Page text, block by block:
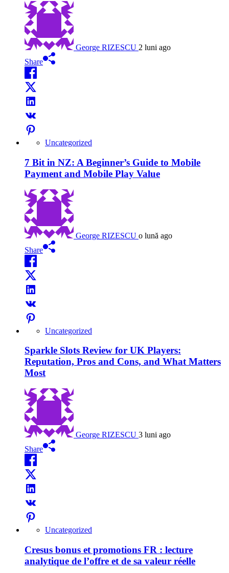
George RIZESCU 2 luni ago
Share
Uncategorized
7 Bit in NZ: A Beginner’s Guide to Mobile
Payment and Mobile Play Value
George RIZESCU o lună ago
Share
Uncategorized
Sparkle Slots Review for UK Players:
Reputation, Pros and Cons, and What Matters
Most
George RIZESCU 3 luni ago
Share
Uncategorized
Cresus bonus et promotions FR : lecture
analytique de l’offre et de sa valeur réelle